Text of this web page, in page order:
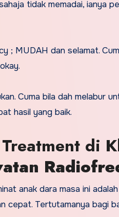
tidak memadai, ianya
; MUDAH dan selamat.
Cuma bila dah melabur
hasil yang baik.
di
anak dara masa ini
cepat. Tertutamanya bagi